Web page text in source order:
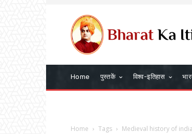
Home पुस्तकें विश्व-इतिहास
Home Tags Medieval history of india